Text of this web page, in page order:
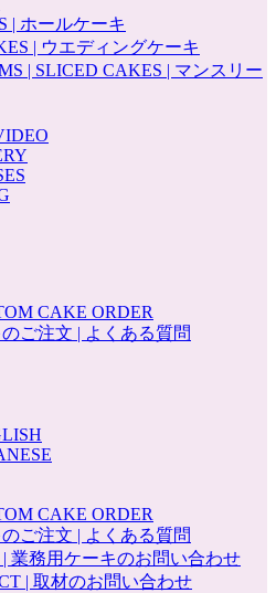
| ホールケーキ
| ウエディングケーキ
| SLICED CAKES | マンスリー
CAKE ORDER
ご注文 | よくある質問
CAKE ORDER
ご注文 | よくある質問
業務用ケーキのお問い合わせ
| 取材のお問い合わせ